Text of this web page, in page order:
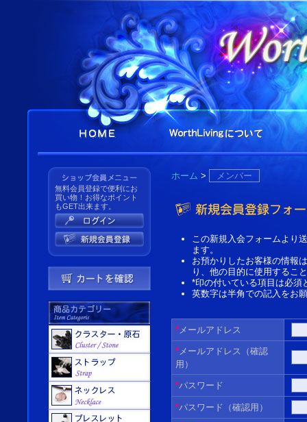
ホーム > メンバー
この新規入会フォームより
ます。
お預かりしたお客様の情報
り、他の目的に使用するこ
*印の付いている項目は必須
英数字は半角での記入をお
*メールアドレス
*メールアドレス（確認
用）
*パスワード
*パスワード（確認用）
無料会員登録で便利にお
買い物！お得なポイント
もGET出来ます。